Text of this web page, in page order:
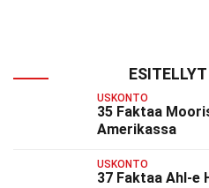
USKONTO
35 Faktaa
Amerikassa
USKONTO
37 Faktaa Ahl-e